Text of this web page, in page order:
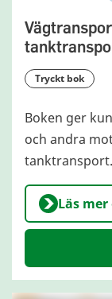
tryckt bok
Boken ger
och andra
tanktransport.
Läs